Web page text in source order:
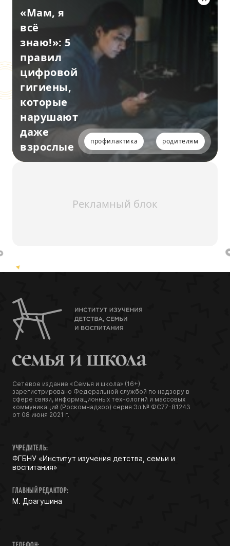
«Мам, я
всё
знаю!»: 5
правил
цифровой
гигиены,
которые
нарушают
даже
взрослые
профилактика родителям
Рекламный блок
Сетевое издание «Семья и школа» (16+)
зарегистрировано Федеральной службой по надзору в
сфере связи, информационных технологий и массовых
коммуникаций (Роскомнадзор) серия Эл № ФС77-81243
от 08 июня 2021 г.
УЧРЕДИТЕЛЬ:
ФГБНУ «Институт изучения детства, семьи и
воспитания»
ГЛАВНЫЙ РЕДАКТОР:
М. Драгушина